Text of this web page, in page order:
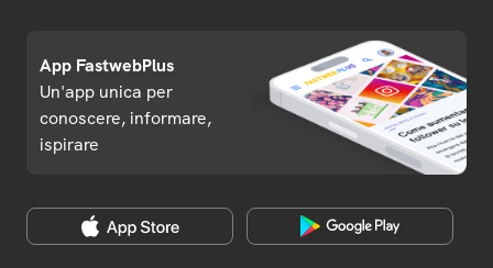
App FastwebPlus
Un'app unica per
conoscere, informare,
ispirare